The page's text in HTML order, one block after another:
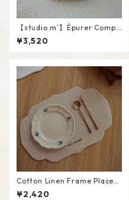
【studio m’】Épurer Compo
te #White / M
¥3,520
Cotton Linen Frame Placem
at #Beige
¥2,420